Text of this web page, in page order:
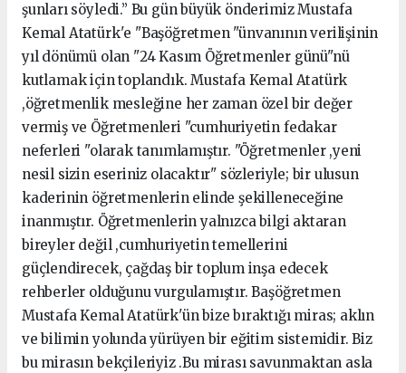
şunları söyledi.” Bu gün büyük önderimiz Mustafa
Kemal Atatürk'e "Başöğretmen "ünvanının verilişinin
yıl dönümü olan "24 Kasım Öğretmenler günü"nü
kutlamak için toplandık. Mustafa Kemal Atatürk
,öğretmenlik mesleğine her zaman özel bir değer
vermiş ve Öğretmenleri "cumhuriyetin fedakar
neferleri "olarak tanımlamıştır. "Öğretmenler ,yeni
nesil sizin eseriniz olacaktır" sözleriyle; bir ulusun
kaderinin öğretmenlerin elinde şekilleneceğine
inanmıştır. Öğretmenlerin yalnızca bilgi aktaran
bireyler değil ,cumhuriyetin temellerini
güçlendirecek, çağdaş bir toplum inşa edecek
rehberler olduğunu vurgulamıştır. Başöğretmen
Mustafa Kemal Atatürk'ün bize bıraktığı miras; aklın
ve bilimin yolunda yürüyen bir eğitim sistemidir. Biz
bu mirasın bekçileriyiz .Bu mirası savunmaktan asla